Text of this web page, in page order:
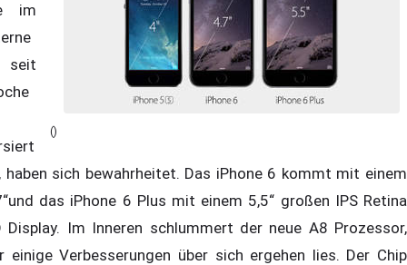
()
im
haben sich bewahrheitet. Das iPhone 6 kommt mit einem
das iPhone 6 Plus mit einem 5,5“ großen IPS Retina
Display. Im Inneren schlummert der neue A8 Prozessor,
einige Verbesserungen über sich ergehen lies. Der Chip